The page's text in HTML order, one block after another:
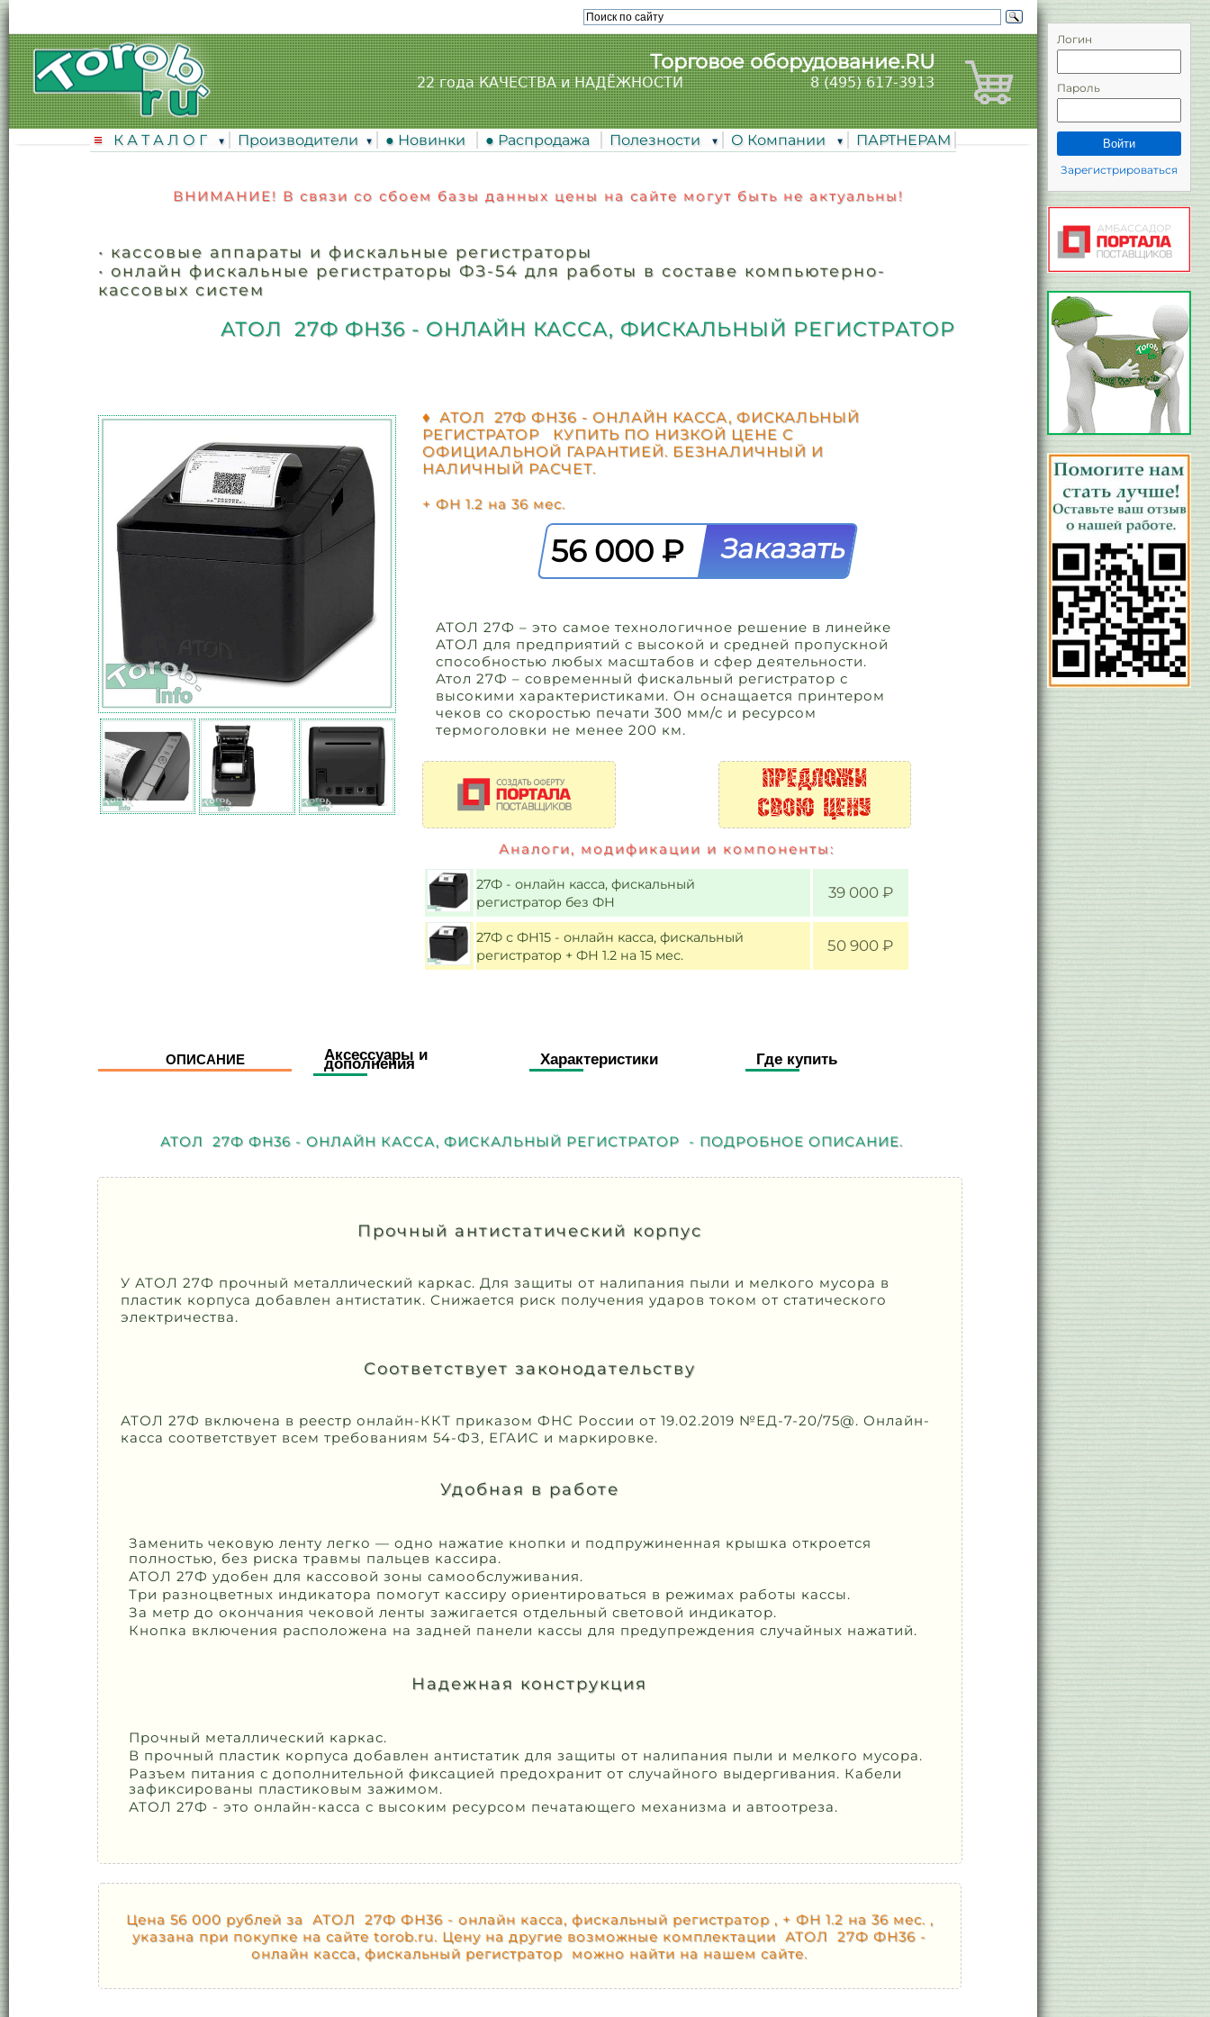
Торговое оборудование.RU
22 года КАЧЕСТВА и НАДЁЖНОСТИ 8 (495) 617-3913
К А Т А Л О Г Производители ● Новинки ● Распродажа Полезности О Компании ПАРТНЕРАМ
ВНИМАНИЕ! В связи со сбоем базы данных цены на сайте могут быть не актуальны!
• кассовые аппараты и фискальные регистраторы
• онлайн фискальные регистраторы ФЗ-54 для работы в составе компьютерно-
кассовых систем
АТОЛ 27Ф ФН36 - ОНЛАЙН КАССА, ФИСКАЛЬНЫЙ РЕГИСТРАТОР
♦ АТОЛ 27Ф ФН36 - ОНЛАЙН КАССА, ФИСКАЛЬНЫЙ
РЕГИСТРАТОР КУПИТЬ ПО НИЗКОЙ ЦЕНЕ С
ОФИЦИАЛЬНОЙ ГАРАНТИЕЙ. БЕЗНАЛИЧНЫЙ И
НАЛИЧНЫЙ РАСЧЕТ.
+ ФН 1.2 на 36 мес.
56 000 ₽
АТОЛ 27Ф – это самое технологичное решение в линейке
АТОЛ для предприятий с высокой и средней пропускной
способностью любых масштабов и сфер деятельности.
Атол 27Ф – современный фискальный регистратор с
высокими характеристиками. Он оснащается принтером
чеков со скоростью печати 300 мм/с и ресурсом
термоголовки не менее 200 км.
Аналоги, модификации и компоненты:
27Ф - онлайн касса, фискальный
регистратор без ФН
39 000 ₽
27Ф с ФН15 - онлайн касса, фискальный
регистратор + ФН 1.2 на 15 мес.
50 900 ₽
ОПИСАНИЕ Аксессуары и
дополнения Характеристики Где купить
АТОЛ 27Ф ФН36 - ОНЛАЙН КАССА, ФИСКАЛЬНЫЙ РЕГИСТРАТОР - ПОДРОБНОЕ ОПИСАНИЕ.
Прочный антистатический корпус
У АТОЛ 27Ф прочный металлический каркас. Для защиты от налипания пыли и мелкого мусора в
пластик корпуса добавлен антистатик. Снижается риск получения ударов током от статического
электричества.
Соответствует законодательству
АТОЛ 27Ф включена в реестр онлайн-ККТ приказом ФНС России от 19.02.2019 №ЕД-7-20/75@. Онлайн-
касса соответствует всем требованиям 54-ФЗ, ЕГАИС и маркировке.
Удобная в работе
Заменить чековую ленту легко — одно нажатие кнопки и подпружиненная крышка откроется
полностью, без риска травмы пальцев кассира.
АТОЛ 27Ф удобен для кассовой зоны самообслуживания.
Три разноцветных индикатора помогут кассиру ориентироваться в режимах работы кассы.
За метр до окончания чековой ленты зажигается отдельный световой индикатор.
Кнопка включения расположена на задней панели кассы для предупреждения случайных нажатий.
Надежная конструкция
Прочный металлический каркас.
В прочный пластик корпуса добавлен антистатик для защиты от налипания пыли и мелкого мусора.
Разъем питания с дополнительной фиксацией предохранит от случайного выдергивания. Кабели
зафиксированы пластиковым зажимом.
АТОЛ 27Ф - это онлайн-касса с высоким ресурсом печатающего механизма и автоотреза.
Цена 56 000 рублей за АТОЛ 27Ф ФН36 - онлайн касса, фискальный регистратор , + ФН 1.2 на 36 мес. ,
указана при покупке на сайте torob.ru. Цену на другие возможные комплектации АТОЛ 27Ф ФН36 -
онлайн касса, фискальный регистратор можно найти на нашем сайте.
Логин
Пароль
Войти
Зарегистрироваться